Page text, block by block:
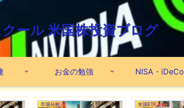
ール 米国株投資ブログ
お金の勉強 NISA・iDeCo
市場分析 米国ETF